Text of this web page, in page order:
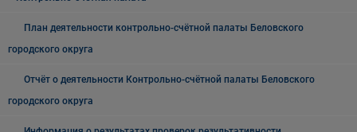
План деятельности контрольно-счётной палаты Беловского
городского округа
Отчёт о деятельности Контрольно-счётной палаты Беловского
городского округа